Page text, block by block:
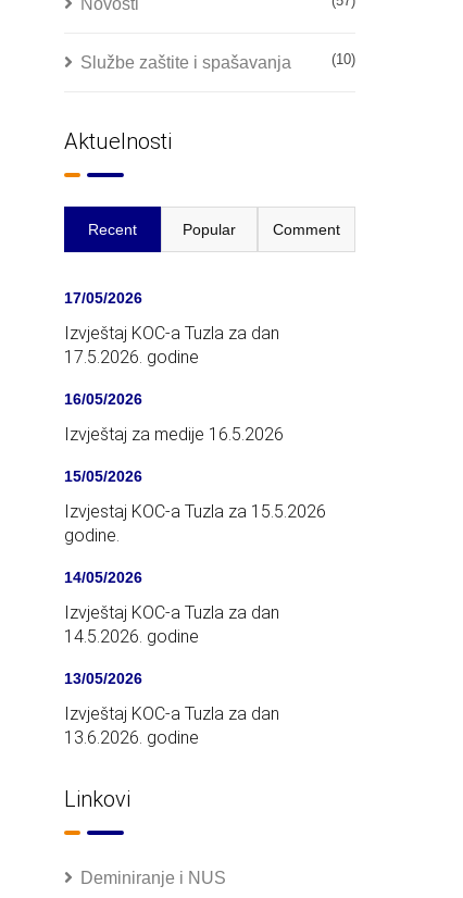
Novosti
Službe zaštite i spašavanja (10)
Aktuelnosti
Recent Popular Comment
17/05/2026
Izvještaj KOC-a Tuzla za dan
17.5.2026. godine
16/05/2026
Izvještaj za medije 16.5.2026
15/05/2026
Izvjestaj KOC-a Tuzla za 15.5.2026
godine.
14/05/2026
Izvještaj KOC-a Tuzla za dan
14.5.2026. godine
13/05/2026
Izvještaj KOC-a Tuzla za dan
13.6.2026. godine
Linkovi
Deminiranje i NUS